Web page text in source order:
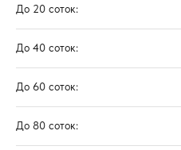
До 20 соток:
До 40 соток:
До 60 соток:
До 80 соток: